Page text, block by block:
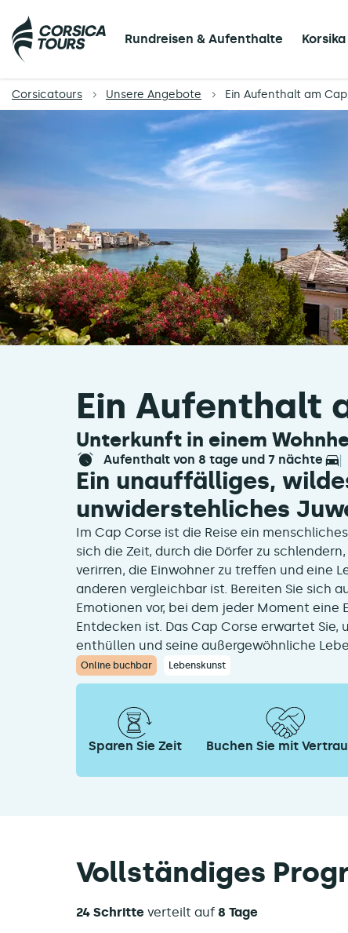
Rundreisen & Aufenthalte
Corsicatours Unsere Angebote Ein Aufenthalt am
Ein Aufenthalt
Unterkunft in einem
aufenthalt von 8 tage und 7 nächte
Ein unauffälliges,
unwiderstehliches
Im Cap Corse ist die Reise ein
sich die Zeit, durch die Dörfer zu
verirren, die Einwohner zu treffen und eine
anderen vergleichbar ist. Bereiten Sie sich
Emotionen vor, bei dem jeder Moment eine
Entdecken ist. Das Cap Corse erwartet Sie,
enthüllen und seine außergewöhnliche
Online buchbar Lebenskunst
Sparen Sie Zeit Buchen Sie mit
Vollständiges
24 Schritte verteilt auf 8 Tage